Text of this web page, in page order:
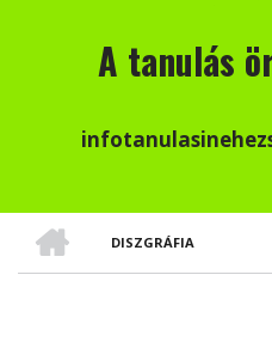
A tanulás
MORZSA
DISZGRÁFIA